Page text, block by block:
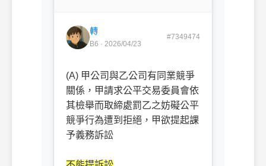
轉
B6 · 2026/04/23
#7349474
(A) 甲公司與乙公司有同業競爭
關係，甲請求公平交易委員會依
其檢舉而取締處罰乙之妨礙公平
競爭行為遭到拒絕，甲欲提起課
予義務訴訟